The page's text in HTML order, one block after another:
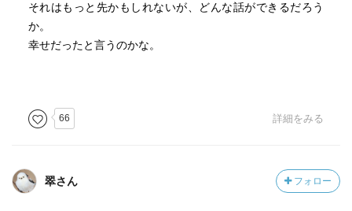
それはもっと先かもしれないが、どんな話ができるだろう
か。
幸せだったと言うのかな。
66 詳細をみる
翠さん フォロー